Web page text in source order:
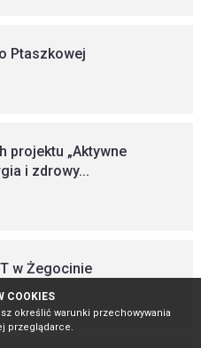
COOKIES
określić warunki przechowywania
przeglądarce.
Ptaszkowej
projektu „Aktywne
i zdrowy...
w Żegocinie